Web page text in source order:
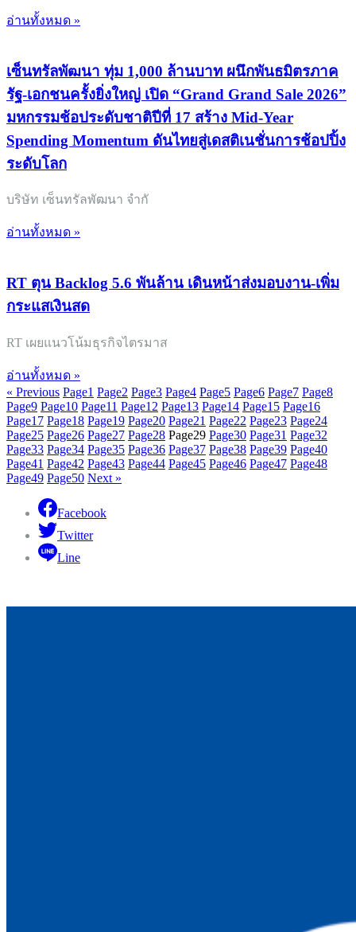
อ่านทั้งหมด »
เซ็นทรัลพัฒนา ทุ่ม 1,000 ล้านบาท ผนึกพันธมิตรภาค
รัฐ-เอกชนครั้งยิ่งใหญ่ เปิด “Grand Grand Sale 2026”
มหกรรมช้อประดับชาติปีที่ 17 สร้าง Mid-Year
Spending Momentum ดันไทยสู่เดสติเนชั่นการช้อปปิ้ง
ระดับโลก
บริษัท เซ็นทรัลพัฒนา จำกั
อ่านทั้งหมด »
RT ตุน Backlog 5.6 พันล้าน เดินหน้าส่งมอบงาน-เพิ่ม
กระแสเงินสด
RT เผยแนวโน้มธุรกิจไตรมาส
อ่านทั้งหมด »
« Previous Page1 Page2 Page3 Page4 Page5 Page6 Page7 Page8
Page9 Page10 Page11 Page12 Page13 Page14 Page15 Page16
Page17 Page18 Page19 Page20 Page21 Page22 Page23 Page24
Page25 Page26 Page27 Page28 Page29 Page30 Page31 Page32
Page33 Page34 Page35 Page36 Page37 Page38 Page39 Page40
Page41 Page42 Page43 Page44 Page45 Page46 Page47 Page48
Page49 Page50 Next »
Facebook
Twitter
Line